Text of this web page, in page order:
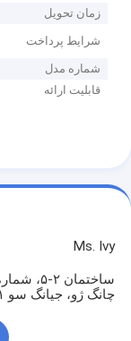
زمان تحویل
شرایط پرداخت
شماره مدل
قابلیت ارائه
Ms. Ivy
چانگ ژو، جیانگ سو ۲۱۳۱۴۱ CN